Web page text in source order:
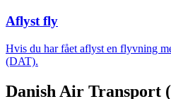
Aflyst fly
Hvis du har fået aflyst en flyvning
(DAT).
Danish Air Transport